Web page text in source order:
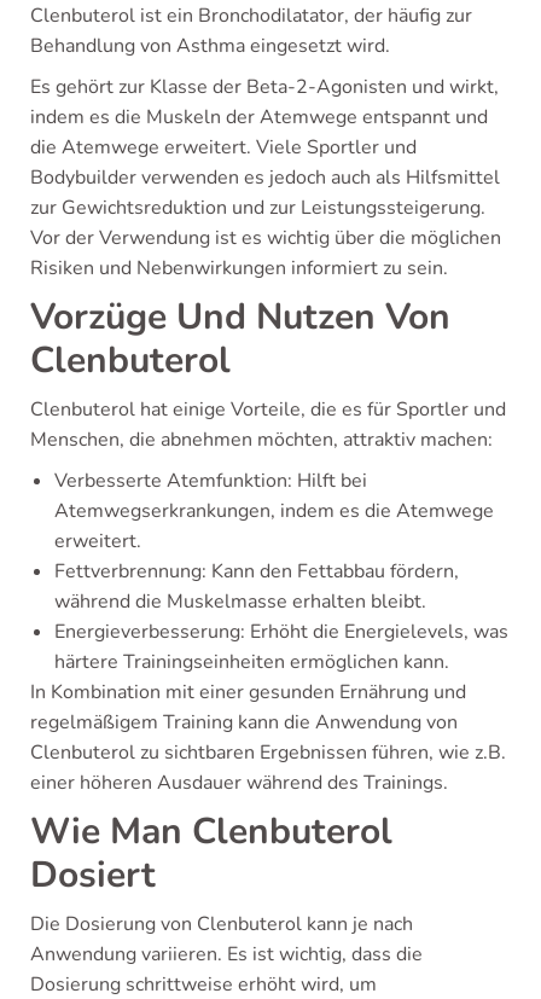
Clenbuterol ist ein Bronchodilatator, der häufig zur
Behandlung von Asthma eingesetzt wird.
Es gehört zur Klasse der Beta-2-Agonisten und wirkt,
indem es die Muskeln der Atemwege entspannt und
die Atemwege erweitert. Viele Sportler und
Bodybuilder verwenden es jedoch auch als Hilfsmittel
zur Gewichtsreduktion und zur Leistungssteigerung.
Vor der Verwendung ist es wichtig über die möglichen
Risiken und Nebenwirkungen informiert zu sein.
Vorzüge Und Nutzen Von
Clenbuterol
Clenbuterol hat einige Vorteile, die es für Sportler und
Menschen, die abnehmen möchten, attraktiv machen:
Verbesserte Atemfunktion: Hilft bei
Atemwegserkrankungen, indem es die Atemwege
erweitert.
Fettverbrennung: Kann den Fettabbau fördern,
während die Muskelmasse erhalten bleibt.
Energieverbesserung: Erhöht die Energielevels, was
härtere Trainingseinheiten ermöglichen kann.
In Kombination mit einer gesunden Ernährung und
regelmäßigem Training kann die Anwendung von
Clenbuterol zu sichtbaren Ergebnissen führen, wie z.B.
einer höheren Ausdauer während des Trainings.
Wie Man Clenbuterol
Dosiert
Die Dosierung von Clenbuterol kann je nach
Anwendung variieren. Es ist wichtig, dass die
Dosierung schrittweise erhöht wird, um